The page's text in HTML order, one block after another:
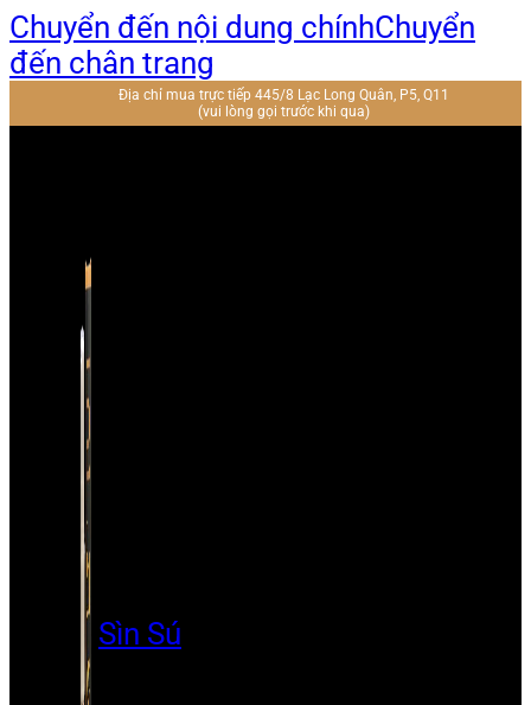
Chuyển đến nội dung chínhChuyển
đến chân trang
Địa chỉ mua trực tiếp 445/8 Lạc Long Quân, P5, Q11
(vui lòng gọi trước khi qua)
Sìn Sú